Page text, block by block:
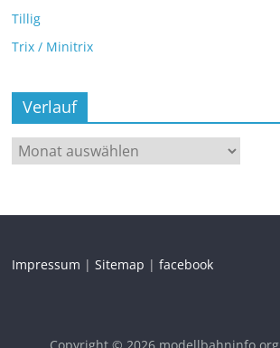
Tillig
Trix / Minitrix
Verlauf
Impressum |Sitemap |facebook